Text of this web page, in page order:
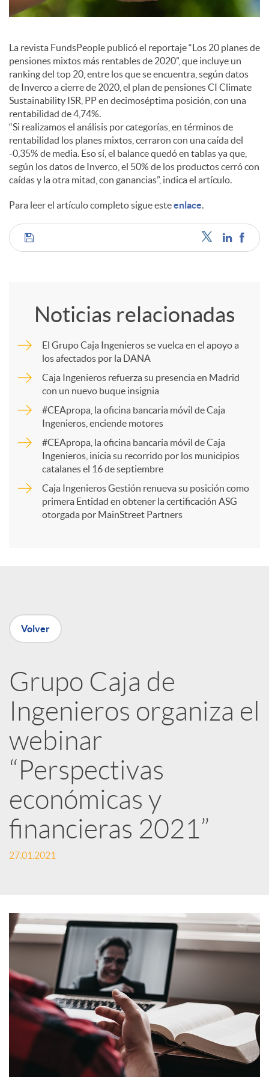
e
s
La revista FundsPeople publicó el reportaje “Los 20 planes de
pensiones mixtos más rentables de 2020”, que incluye un
ranking del top 20, entre los que se encuentra, según datos
de Inverco a cierre de 2020, el plan de pensiones CI Climate
Sustainability ISR, PP en decimoséptima posición, con una
rentabilidad de 4,74%.
“Si realizamos el análisis por categorías, en términos de
rentabilidad los planes mixtos, cerraron con una caída del
-0,35% de media. Eso sí, el balance quedó en tablas ya que,
según los datos de Inverco, el 50% de los productos cerró con
caídas y la otra mitad, con ganancias”, indica el artículo.
Para leer el artículo completo sigue esteenlace.
C
p
a
r
t
n
R
e
d
e
s
o
c
i
a
l
Noticias relacionadas
El Grupo Caja Ingenieros se vuelca en el apoyo a
los afectados por la DANA
Caja Ingenieros refuerza su presencia en Madrid
con un nuevo buque insignia
#CEApropa, la oficina bancaria móvil de Caja
Ingenieros, enciende motores
#CEApropa, la oficina bancaria móvil de Caja
Ingenieros, inicia su recorrido por los municipios
catalanes el 16 de septiembre
Caja Ingenieros Gestión renueva su posición como
primera Entidad en obtener la certificación ASG
otorgada por MainStreet Partners
Volver
Grupo Caja de
Ingenieros organiza el
webinar
“Perspectivas
económicas y
financieras 2021”
27.01.2021